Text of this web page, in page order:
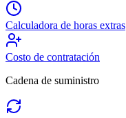
Calculadora de horas extras
Costo de contratación
Cadena de suministro